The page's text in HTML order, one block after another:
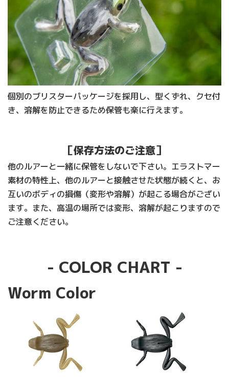
個別のブリスターパッケージを採用し、型くずれ、クセ付
き、溶解を防止できるため保管も楽に行えます。
［保存方法のご注意］
他のルアーと一緒に保管をしないで下さい。エラストマー
素材の特性上、他のルアーと接触させた状態が続くと、お
互いのボディの損傷（変形や溶解）が起こる場合がござい
ます。また、高温の場所では変形、溶解が起こりますので
ご注意ください。
- COLOR CHART -
Worm Color